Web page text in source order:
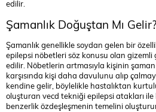
edilir.
Şamanlık Doğuştan Mı Gelir?
Şamanlık genellikle soydan gelen bir
epilepsi nöbetleri söz konusu olan
edilir. Nöbetlerin artmasıyla kişinin şaman
karşısında kişi daha davulunu alıp
kendine gelir, böylelikle hastalıktan
oluşturan vecd tekniği epilepsi atakları
benzerlik özdeşleşmenin temelini